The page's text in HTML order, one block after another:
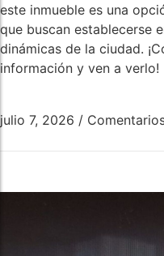
este inmueble es una
que buscan establecerse
dinámicas de la ciudad.
información y ven a verlo!
julio 7, 2026 /